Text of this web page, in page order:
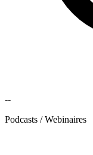
--
Podcasts / Webinaires